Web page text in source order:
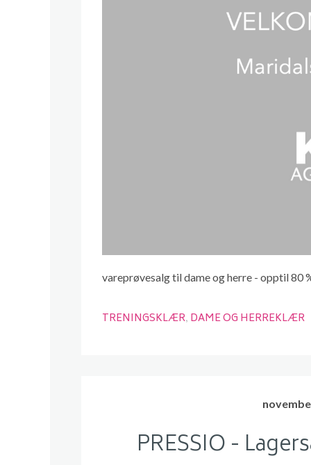
vareprøvesalg til dame og herre - opptil 80
TRENINGSKLÆR DAME OG HERREKLÆR
PRESSIO -